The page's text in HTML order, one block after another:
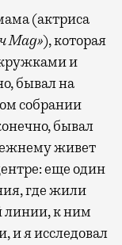
(актриса
Mag»), которая
и
бывал на
собрании
бывал
живет
еще один
где жили
линии, к ним
и я исследовал